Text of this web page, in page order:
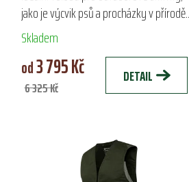
jako je výcvik psů a procházky v přírodě.
Vyrobena z kvalitního polyamidu, nabízí
skvělou ochranu...
Skladem
od3 795 Kč
6 325 Kč
DETAIL